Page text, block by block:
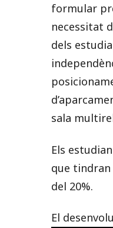
formular
necessitat
dels
sala
Els
que tindran
del 20%.
El